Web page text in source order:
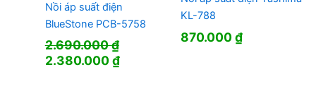
Nồi áp suất điện
BlueStone PCB-5758
2.690.000₫
Giá
2.380.000₫Giá
KL-788
870.000₫